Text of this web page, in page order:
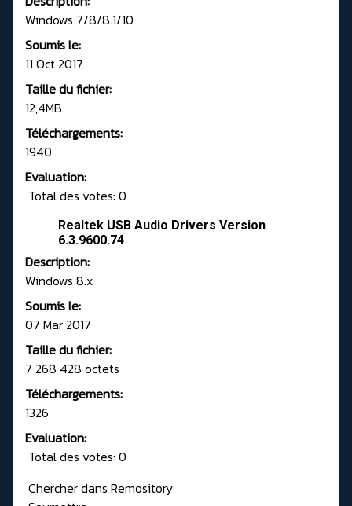
Windows 7/8/8.1/10
Soumis le:
11 Oct 2017
Taille du fichier:
12,4MB
Téléchargements:
1940
Evaluation:
Total des votes: 0
Realtek USB Audio Drivers Version
6.3.9600.74
Description:
Windows 8.x
Soumis le:
07 Mar 2017
Taille du fichier:
7 268 428 octets
Téléchargements:
1326
Evaluation:
Total des votes: 0
Chercher dans Remository